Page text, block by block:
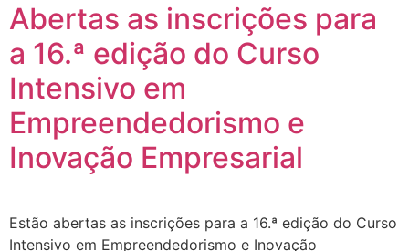
Abertas as inscrições para
a 16.ª edição do Curso
Intensivo em
Empreendedorismo e
Inovação Empresarial
Estão abertas as inscrições para a 16.ª edição do Curso
Intensivo em Empreendedorismo e Inovação